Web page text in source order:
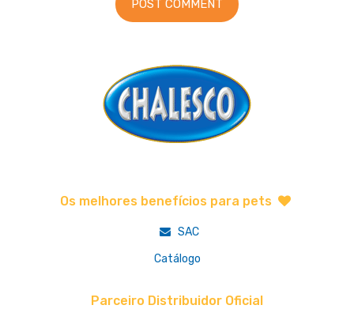
Os melhores benefícios para pets
SAC
Catálogo
Parceiro Distribuidor Oficial